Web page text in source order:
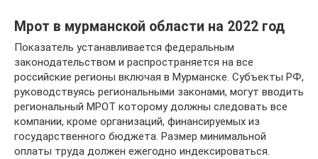
Мрот в мурманской области на 2022 год
Показатель устанавливается федеральным
законодательством и распространяется на все
российские регионы включая в Мурманске. Субъекты РФ,
руководствуясь региональными законами, могут вводить
региональный МРОТ которому должны следовать все
компании, кроме организаций, финансируемых из
государственного бюджета. Размер минимальной
оплаты труда должен ежегодно индексироваться.